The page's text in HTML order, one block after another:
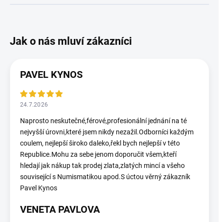
PAVEL KYNOS
24.7.2026
Naprosto neskutečné,férové,profesionální jednání na té
nejvyšší úrovni,které jsem nikdy nezažil.Odborníci každým
coulem, nejlepší široko daleko,řekl bych nejlepší v této
Republice.Mohu za sebe jenom doporučit všem,kteří
hledají jak nákup tak prodej zlata,zlatých mincí a všeho
související s Numismatikou apod.S úctou věrný zákazník
Pavel Kynos
VENETA PAVLOVA